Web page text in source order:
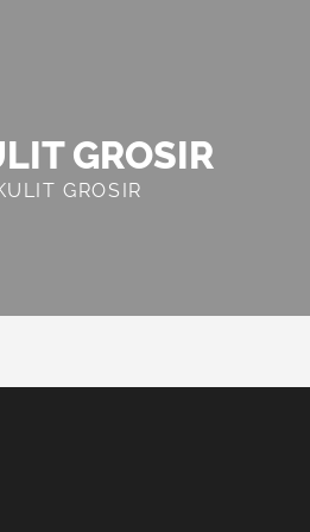
GROSIR
GROSIR